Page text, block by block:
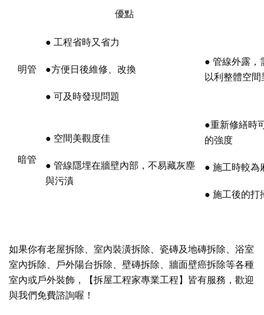
優點
明管
● 工程省時又省力
●方便日後維修、改換
● 可及時發現問題
● 管線外露，
以利整體空
暗管
● 空間美觀度佳
● 管線隱埋在牆壁內部，不易藏灰塵
與污漬
●重新修繕時
的強度
● 施工時較為
● 施工後的打
如果你有老屋拆除、室內裝潢拆除、瓷磚及地磚拆除、浴室
室內拆除、戶外陽台拆除、壁磚拆除、牆面壁癌拆除等各種
室內或戶外裝飾，【拆屋工程家專業工程】皆有服務，歡迎
與我們免費諮詢喔！